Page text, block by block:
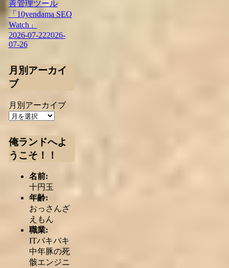
善管理ツール
「10yendama SEO
Watch」
2026-07-222026-
07-26
月別アーカイ
ブ
月別アーカイブ
俺ランドへよ
うこそ！！
名前:
十円玉
年齢:
おっさんざ
えもん
職業:
ITバキバキ
中年豚の死
骸エンジニ